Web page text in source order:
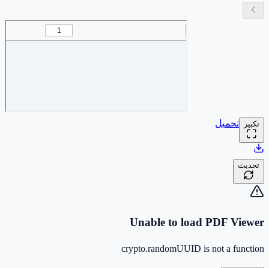
تكبير تحميل
تحديث
Unable to load PDF Viewer
crypto.randomUUID is not a function